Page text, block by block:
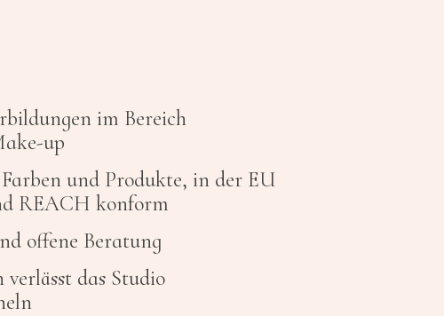
im Bereich
up
und Produkte, in der EU
REACH konform
offene Beratung
das Studio